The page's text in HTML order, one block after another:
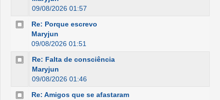
09/08/2026 01:57
Re: Porque escrevo
Maryjun
09/08/2026 01:51
Re: Falta de consciência
Maryjun
09/08/2026 01:46
Re: Amigos que se afastaram